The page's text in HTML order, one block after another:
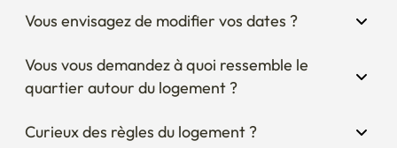
Vous envisagez de modifier vos dates ?
Vous vous demandez à quoi ressemble le
quartier autour du logement ?
Curieux des règles du logement ?